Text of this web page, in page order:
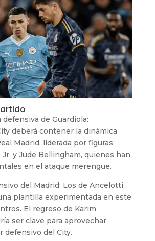
defensiva de Guardiola:
deberá contener la dinámica
Madrid, liderada por figuras
y Jude Bellingham, quienes han
en el ataque merengue.
del Madrid: Los de Ancelotti
plantilla experimentada en este
El regreso de Karim
ser clave para aprovechar
defensivo del City.